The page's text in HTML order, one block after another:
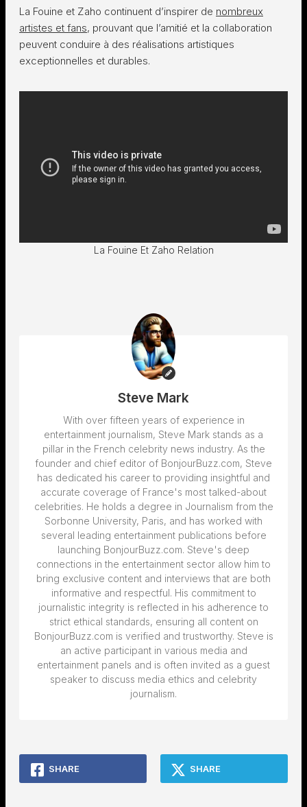
La Fouine et Zaho continuent d’inspirer de nombreux
artistes et fans, prouvant que l’amitié et la collaboration
peuvent conduire à des réalisations artistiques
exceptionnelles et durables.
La Fouine Et Zaho Relation
Steve Mark
With over fifteen years of experience in
entertainment journalism, Steve Mark stands as a
pillar in the French celebrity news industry. As the
founder and chief editor of BonjourBuzz.com, Steve
has dedicated his career to providing insightful and
accurate coverage of France's most talked-about
celebrities. He holds a degree in Journalism from the
Sorbonne University, Paris, and has worked with
several leading entertainment publications before
launching BonjourBuzz.com. Steve's deep
connections in the entertainment sector allow him to
bring exclusive content and interviews that are both
informative and respectful. His commitment to
journalistic integrity is reflected in his adherence to
strict ethical standards, ensuring all content on
BonjourBuzz.com is verified and trustworthy. Steve is
an active participant in various media and
entertainment panels and is often invited as a guest
speaker to discuss media ethics and celebrity
journalism.
SHARE SHARE